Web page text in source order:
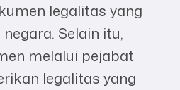
legalitas yang
Selain itu,
melalui pejabat
legalitas yang